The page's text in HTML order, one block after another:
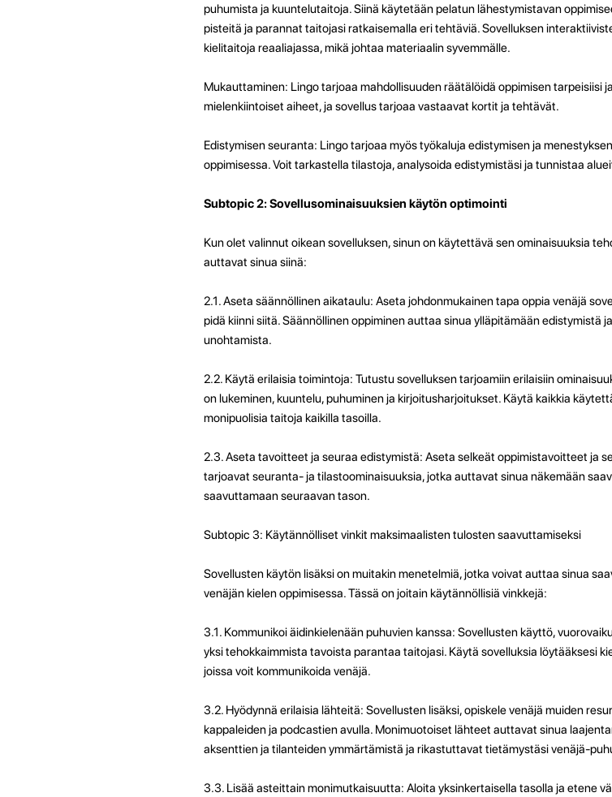
puhumista ja kuuntelutaitoja. Siinä käytetään pelatun lähestymistavan
pisteitä ja parannat taitojasi ratkaisemalla eri tehtäviä. Sovelluksen
kielitaitoja reaaliajassa, mikä johtaa materiaalin syvemmälle.
Mukauttaminen: Lingo tarjoaa mahdollisuuden räätälöidä oppimisen tarpeisiisi
mielenkiintoiset aiheet, ja sovellus tarjoaa vastaavat kortit ja tehtävät.
Edistymisen seuranta: Lingo tarjoaa myös työkaluja edistymisen ja
oppimisessa. Voit tarkastella tilastoja, analysoida edistymistäsi ja tunnistaa
Subtopic 2: Sovellusominaisuuksien käytön optimointi
Kun olet valinnut oikean sovelluksen, sinun on käytettävä sen ominaisuuksia
auttavat sinua siinä:
2.1. Aseta säännöllinen aikataulu: Aseta johdonmukainen tapa oppia venäjä
pidä kiinni siitä. Säännöllinen oppiminen auttaa sinua ylläpitämään edistymistä
unohtamista.
2.2. Käytä erilaisia ​​toimintoja: Tutustu sovelluksen tarjoamiin erilaisiin
on lukeminen, kuuntelu, puhuminen ja kirjoitusharjoitukset. Käytä kaikkia
monipuolisia taitoja kaikilla tasoilla.
2.3. Aseta tavoitteet ja seuraa edistymistä: Aseta selkeät oppimistavoitteet ja
tarjoavat seuranta- ja tilastoominaisuuksia, jotka auttavat sinua näkemään
saavuttamaan seuraavan tason.
Subtopic 3: Käytännölliset vinkit maksimaalisten tulosten saavuttamiseksi
Sovellusten käytön lisäksi on muitakin menetelmiä, jotka voivat auttaa sinua
venäjän kielen oppimisessa. Tässä on joitain käytännöllisiä vinkkejä:
3.1. Kommunikoi äidinkielenään puhuvien kanssa: Sovellusten käyttö,
yksi tehokkaimmista tavoista parantaa taitojasi. Käytä sovelluksia löytääksesi
joissa voit kommunikoida venäjä.
3.2. Hyödynnä erilaisia ​​lähteitä: Sovellusten lisäksi, opiskele venäjä muiden
kappaleiden ja podcastien avulla. Monimuotoiset lähteet auttavat sinua
aksenttien ja tilanteiden ymmärtämistä ja rikastuttavat tietämystäsi venäjä-
3.3. Lisää asteittain monimutkaisuutta: Aloita yksinkertaisella tasolla ja etene